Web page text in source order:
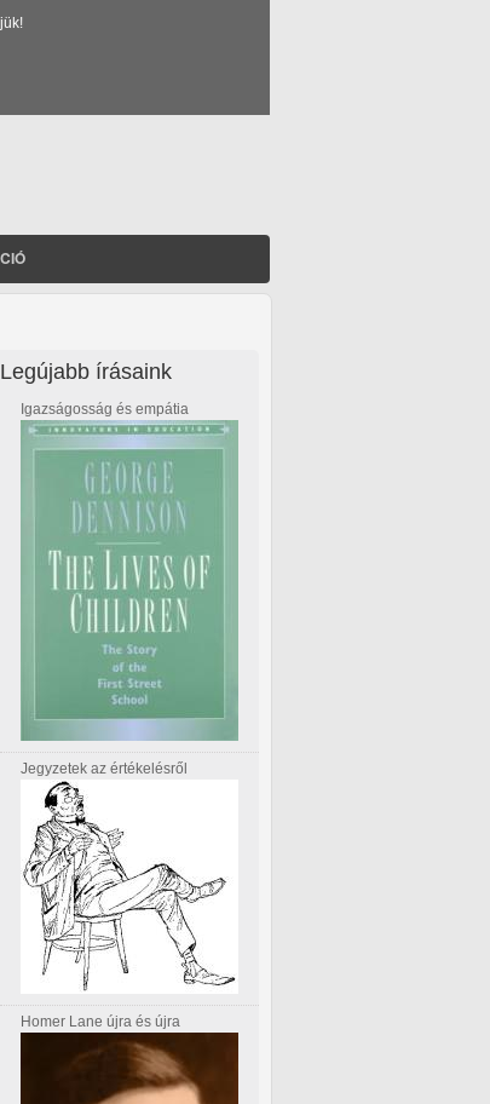
Legújabb írásaink
Igazságosság és empátia
Jegyzetek az értékelésről
Homer Lane újra és újra